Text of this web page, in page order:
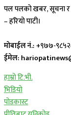
पल पलको खबर, सूचना र
– हरियो पाटी।
मोबाईल नं.: +९७७-
ईमेल:
हाम्रो टि.भी.
भिडियो
पोडकास्ट